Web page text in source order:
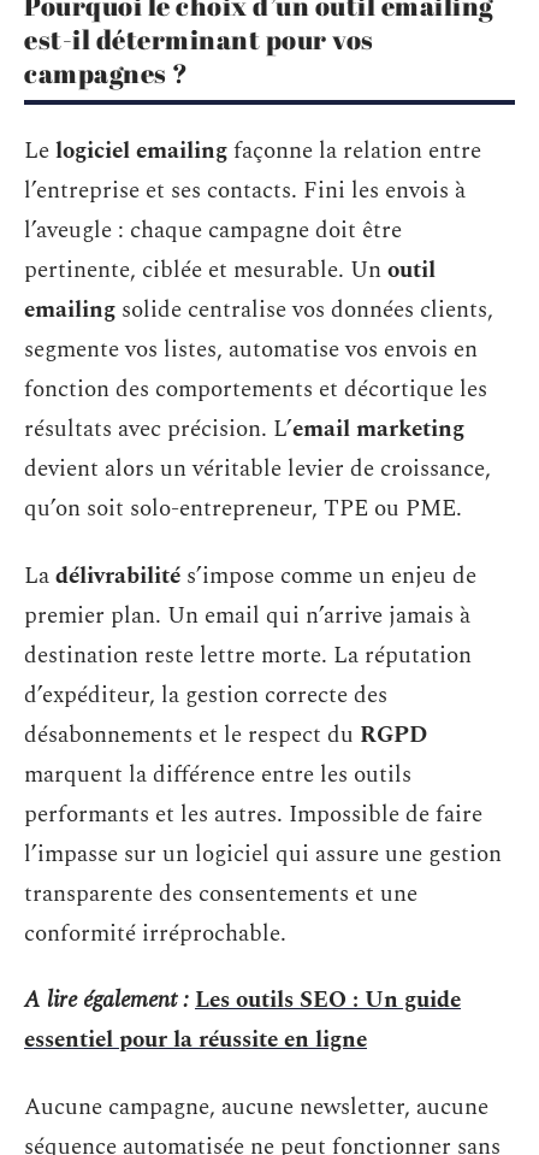
est-il déterminant pour vos
campagnes ?
Lelogiciel emailingfaçonne la relation entre
l’entreprise et ses contacts. Fini les envois à
l’aveugle : chaque campagne doit être
pertinente, ciblée et mesurable. Unoutil
emailing solide centralise vos données clients,
segmente vos listes, automatise vos envois en
fonction des comportements et décortique les
résultats avec précision. L’email marketing
devient alors un véritable levier de croissance,
qu’on soit solo-entrepreneur, TPE ou PME.
Ladélivrabilité s’impose comme un enjeu de
premier plan. Un email qui n’arrive jamais à
destination reste lettre morte. La réputation
d’expéditeur, la gestion correcte des
désabonnements et le respect du RGPD
marquent la différence entre les outils
performants et les autres. Impossible de faire
l’impasse sur un logiciel qui assure une gestion
transparente des consentements et une
conformité irréprochable.
A lire également :Les outils SEO : Un guide
essentiel pour la réussite en ligne
Aucune campagne, aucune newsletter, aucune
séquence automatisée ne peut fonctionner sans